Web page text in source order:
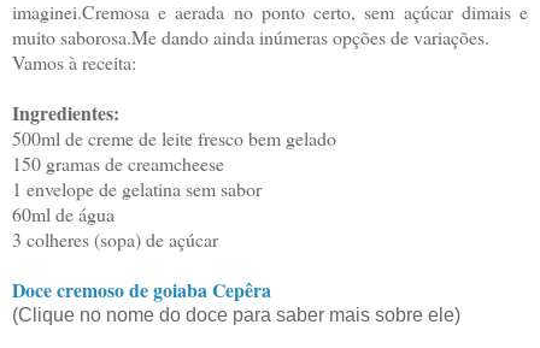
imaginei.Cremosa e aerada no ponto certo, sem açúcar dimais e
muito saborosa.Me dando ainda inúmeras opções de variações.
Vamos à receita:
Ingredientes:
500ml de creme de leite fresco bem gelado
150 gramas de creamcheese
1 envelope de gelatina sem sabor
60ml de água
3 colheres (sopa) de açúcar
Doce cremoso de goiaba Cepêra
(Clique no nome do doce para saber mais sobre ele)